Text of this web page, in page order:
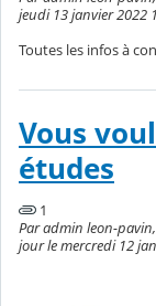
jeudi 13 janvier 2022
Toutes les infos à
Vous
études
1
Par admin leon-
jour le mercredi 12